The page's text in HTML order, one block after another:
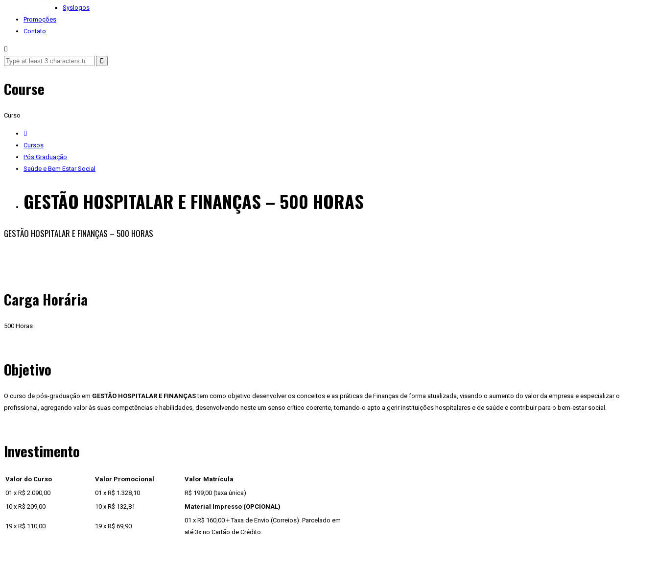
Syslogos
Promoções
Contato
Course
Curso
Cursos
Pós Graduação
Saúde e Bem Estar Social
GESTÃO HOSPITALAR E FINANÇAS – 500 HORAS
GESTÃO HOSPITALAR E FINANÇAS – 500 HORAS
Carga Horária
500 Horas
Objetivo
O curso de pós-graduação em GESTÃO HOSPITALAR E FINANÇAStem como objetivo desenvolver os conceitos e as práticas de Finanças de forma atualizada, visando o aumento do valor da empresa e especializar o
profissional, agregando valor às suas competências e habilidades, desenvolvendo neste um senso crítico coerente, tornando-o apto a gerir instituições hospitalares e de saúde e contribuir para o bem-estar social.
Investimento
Valor do Curso Valor Promocional
Valor Matrícula
01 x R$ 2.090,00
01 x R$ 1.328,10
R$ 199,00 (taxa única)
10 x R$ 209,00
10 x R$ 132,81 Material Impresso (OPCIONAL)
19 x R$ 110,00 19 x R$ 69,90
01 x R$ 160,00 + Taxa de Envio (Correios). Parcelado em
até 3x no Cartão de Crédito.